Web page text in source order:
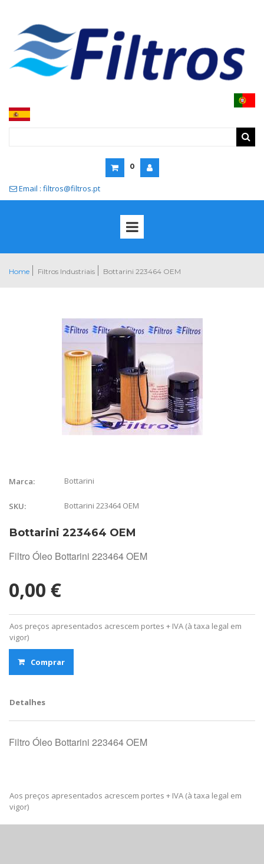
0
 Email : filtros@filtros.pt
Home Filtros Industriais Bottarini 223464 OEM
Marca: Bottarini
SKU: Bottarini 223464 OEM
Bottarini 223464 OEM
Filtro Óleo Bottarini 223464 OEM
0,00 €
Aos preços apresentados acrescem portes + IVA (à taxa legal em
vigor)
Comprar
Detalhes
Filtro Óleo Bottarini 223464 OEM
Aos preços apresentados acrescem portes + IVA (à taxa legal em
vigor)